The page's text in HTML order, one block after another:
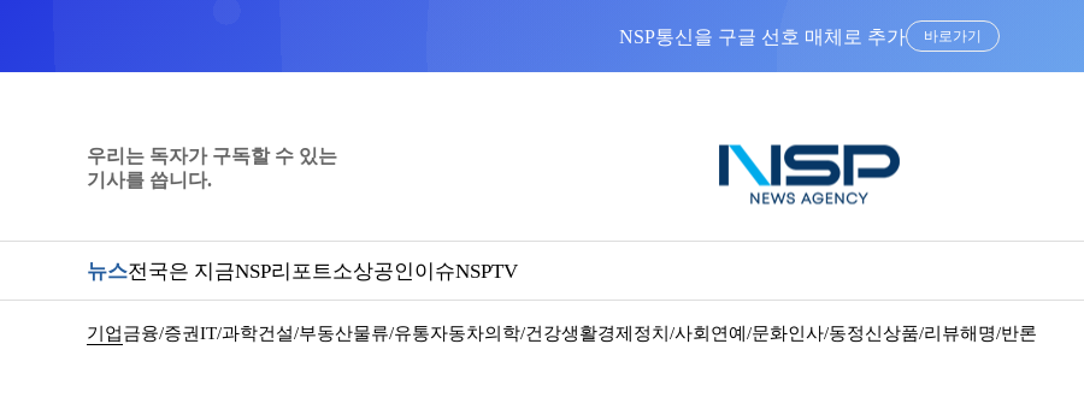
NSP통신을 구글 선호 매체로 추가 바로가기
우리는 독자가 구독할 수 있는
기사를 씁니다.
뉴스전국은 지금NSP리포트소상공인이슈NSPTV
기업금융/증권IT/과학건설/부동산물류/유통자동차의학/건강생활경제 정치/사회 연예/문화인사/동정신상품/리뷰해명/반론